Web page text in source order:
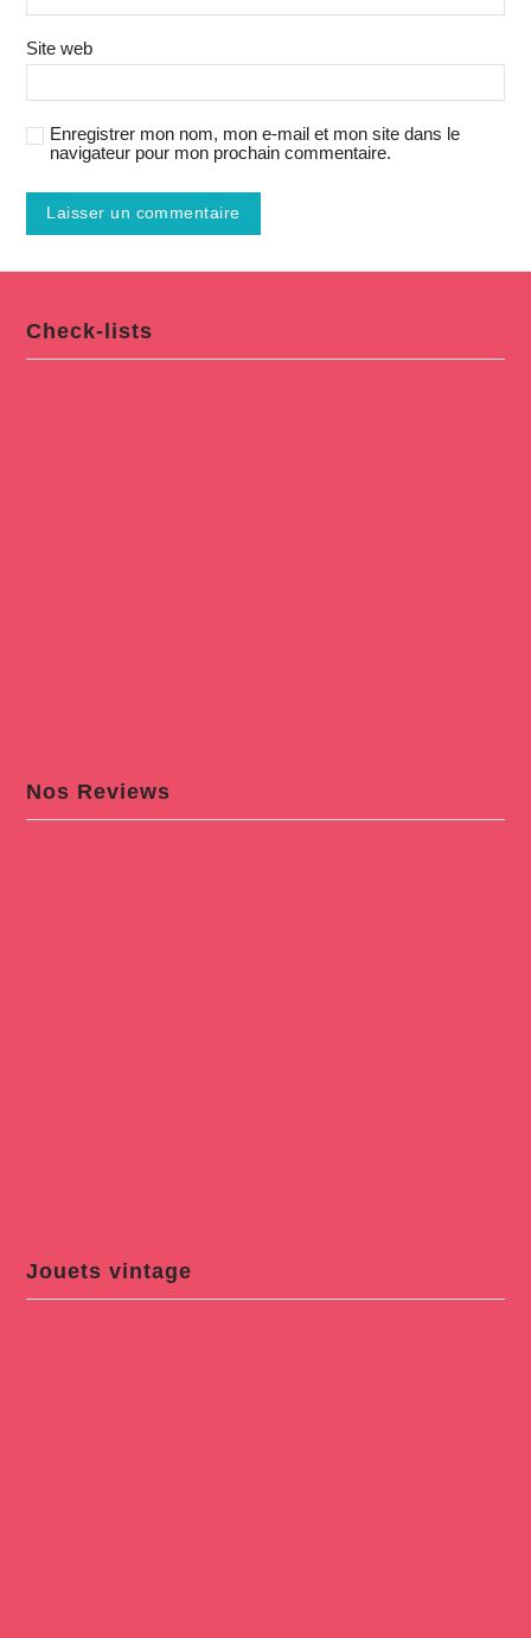
Site web
Enregistrer mon nom, mon e-mail et mon site dans le
navigateur pour mon prochain commentaire.
Check-lists
Nos Reviews
Jouets vintage